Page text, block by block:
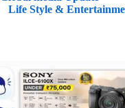
Life Style &